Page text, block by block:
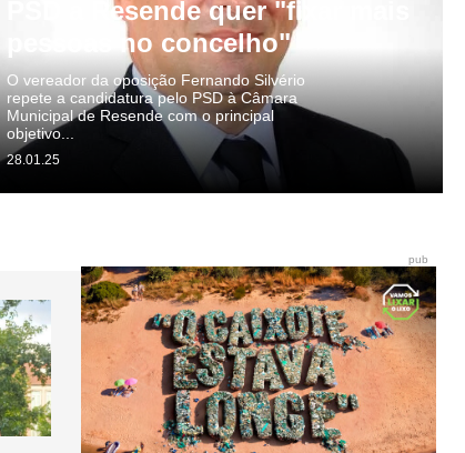
PSD a Resende quer "fixar mais
pessoas no concelho"
28.01.25
O vereador da oposição Fernando Silvério
repete a candidatura pelo PSD à Câmara
Municipal de Resende com o principal
objetivo...
pub